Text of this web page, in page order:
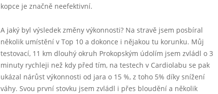
kopce je značně neefektivní.
A jaký byl výsledek změny výkonnosti? Na stravě jsem posbíral
několik umístění v Top 10 a dokonce i nějakou tu korunku. Můj
testovací, 11 km dlouhý okruh Prokopským údolím jsem zvládl o 3
minuty rychleji než kdy před tím, na testech v Cardiolabu se pak
ukázal nárůst výkonnosti od jara o 15 %, z toho 5% díky snížení
váhy. Svou první stovku jsem zvládl i přes bloudění a několik